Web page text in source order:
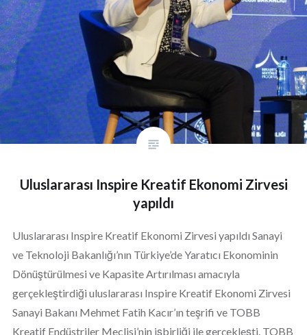
Uluslararası Inspire Kreatif Ekonomi Zirvesi
yapıldı
Uluslararası Inspire Kreatif Ekonomi Zirvesi yapıldı Sanayi
ve Teknoloji Bakanlığı’nın Türkiye’de Yaratıcı Ekonominin
Dönüştürülmesi ve Kapasite Artırılması amacıyla
gerçekleştirdiği uluslararası Inspire Kreatif Ekonomi Zirvesi
Sanayi Bakanı Mehmet Fatih Kacır’ın teşrifi ve TOBB
Kreatif Endüstriler Meclisi’nin işbirliği ile gerçekleşti. TOBB